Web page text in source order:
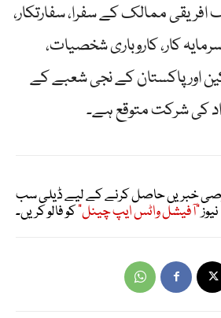
ممالک کے سفرا، سفارتکار،
کار، کاروباری شخصیات،
اور پاکستان کے نجی شعبے کے
کی شرکت متوقع ہے۔
خبریں حاصل کرنے کے لیے ڈیلی سب
نیوز"آفیشل واٹس ایپ چینل"کو فالو کریں۔